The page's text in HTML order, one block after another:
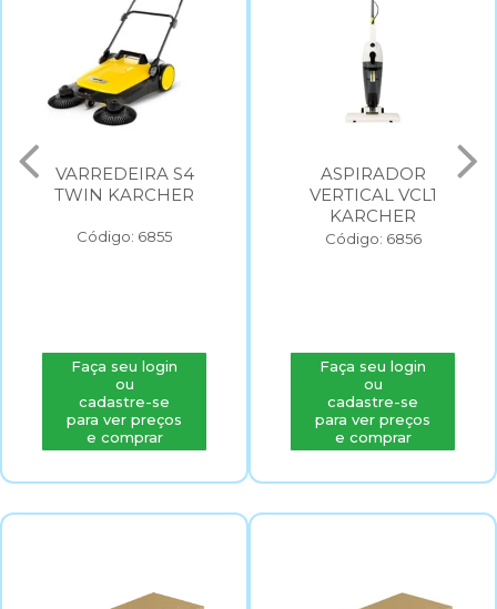
ASPIRADOR
VERTICAL VCL1
Código: 6856
Faça seu login
cadastre-se
para ver preços
e comprar
LAVADORA DE
PRESSAO
K3 220V
Código: 2568
Faça seu login
cadastre-se
para ver preços
e comprar